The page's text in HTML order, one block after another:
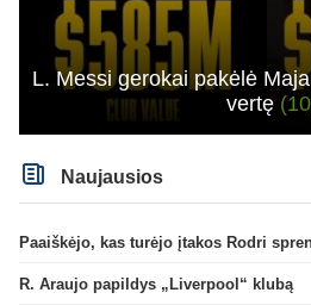
L. Messi gerokai pakėlė
vertę
Naujausios
R. Araujo papildys „Liverpool“ klubą